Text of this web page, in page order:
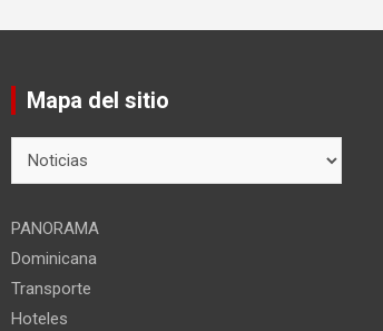
Mapa del sitio
del
PANORAMA
Dominicana
Transporte
Hoteles